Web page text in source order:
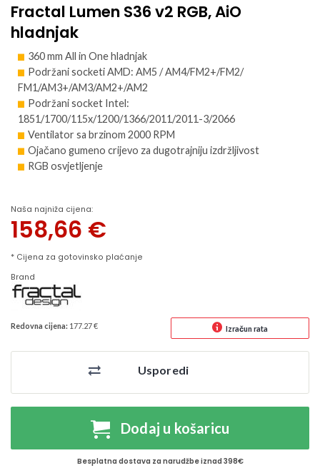
Fractal Lumen S36 v2 RGB, AiO
hladnjak
360 mm All in One hladnjak
Podržani socketi AMD: AM5 / AM4/FM2+/FM2/
FM1/AM3+/AM3/AM2+/AM2
Podržani socket Intel:
1851/1700/115x/1200/1366/2011/2011-3/2066
Ventilator sa brzinom 2000 RPM
Ojačano gumeno crijevo za dugotrajniju izdržljivost
RGB osvjetljenje
Naša najniža cijena:
158,66 €
* Cijena za gotovinsko plaćanje
Brand
Redovna cijena: 177.27 € Izračun rata
Usporedi
Dodaj u košaricu
Besplatna dostava za narudžbe iznad 398€